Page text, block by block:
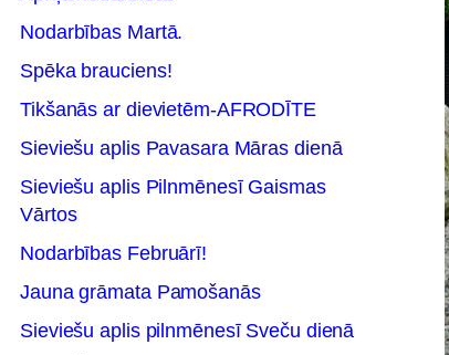
Nodarbības Martā.
Spēka brauciens!
Tikšanās ar dievietēm-AFRODĪTE
Sieviešu aplis Pavasara Māras dienā
Sieviešu aplis Pilnmēnesī Gaismas
Vārtos
Nodarbības Februārī!
Jauna grāmata Pamošanās
Sieviešu aplis pilnmēnesī Sveču dienā